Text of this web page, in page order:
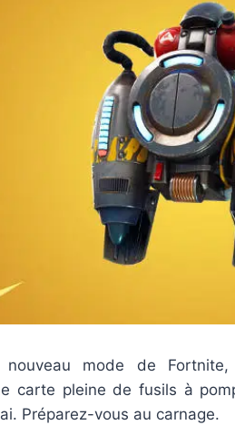
mode de Fortnite,
carte pleine de fusils à
Préparez-vous au carnage.